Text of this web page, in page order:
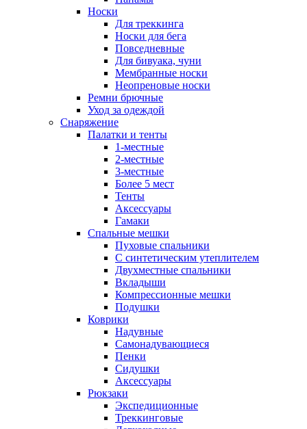
Носки
Для треккинга
Носки для бега
Повседневные
Для бивуака, чуни
Мембранные носки
Неопреновые носки
Ремни брючные
Уход за одеждой
Снаряжение
Палатки и тенты
1-местные
2-местные
3-местные
Более 5 мест
Тенты
Аксессуары
Гамаки
Спальные мешки
Пуховые спальники
С синтетическим утеплителем
Двухместные спальники
Вкладыши
Компрессионные мешки
Подушки
Коврики
Надувные
Самонадувающиеся
Пенки
Сидушки
Аксессуары
Рюкзаки
Экспедиционные
Треккинговые